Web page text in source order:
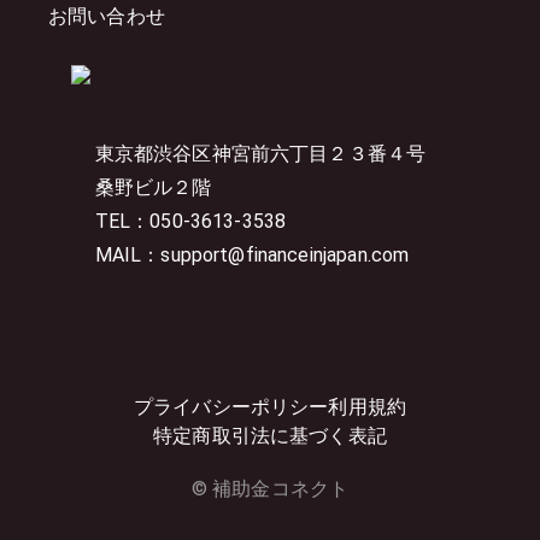
東京都渋谷区神宮前六丁目２３番４号
桑野ビル２階
TEL：050-3613-3538
MAIL：support@financeinjapan.com
プライバシーポリシー利用規約
特定商取引法に基づく表記
© 補助金コネクト
お問い合わせ